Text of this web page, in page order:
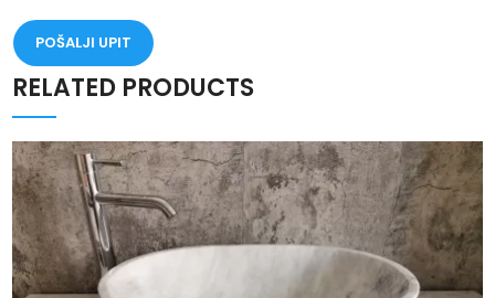
POŠALJI UPIT
RELATED PRODUCTS